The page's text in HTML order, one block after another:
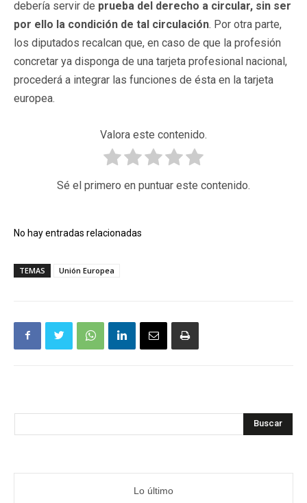
debería servir de prueba del derecho a circular, sin ser
por ello la condición de tal circulación. Por otra parte,
los diputados recalcan que, en caso de que la profesión
concretar ya disponga de una tarjeta profesional nacional,
procederá a integrar las funciones de ésta en la tarjeta
europea.
Valora este contenido.
Sé el primero en puntuar este contenido.
No hay entradas relacionadas
TEMAS Unión Europea
Buscar
Lo último